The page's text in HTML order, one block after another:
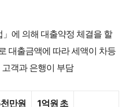
」에 의해 대출약정 체결을 할
대출금액에 따라 세액이 차등
객과 은행이 부담
만원 1억원 초